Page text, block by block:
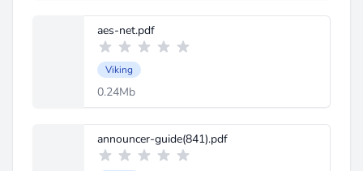
aes-net.pdf
Viking
0.24Mb
announcer-guide(841).pdf